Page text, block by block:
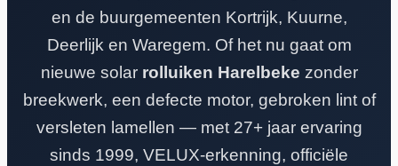
en de buurgemeenten Kortrijk, Kuurne,
Deerlijk en Waregem. Of het nu gaat om
nieuwe solar rolluiken Harelbeke zonder
breekwerk, een defecte motor, gebroken lint of
versleten lamellen — met 27+ jaar ervaring
sinds 1999, VELUX-erkenning, officiële